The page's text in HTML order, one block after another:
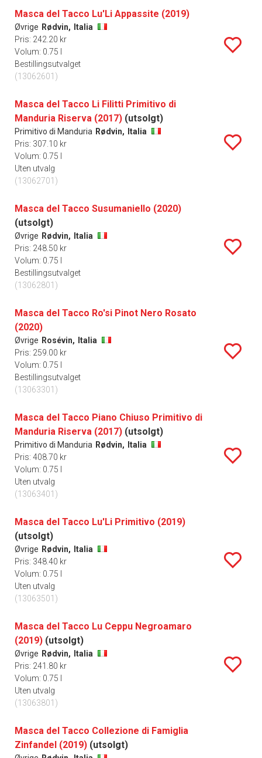
Masca del Tacco Lu'Li Appassite (2019)
Øvrige Rødvin,
Italia
Pris: 242.20 kr
Volum: 0.75 l
Bestillingsutvalget
(13062601)
Masca del Tacco Li Filitti Primitivo di
Manduria Riserva (2017) (utsolgt)
Primitivo di Manduria Rødvin,
Italia
Pris: 307.10 kr
Volum: 0.75 l
Uten utvalg
(13062701)
Masca del Tacco Susumaniello (2020)
(utsolgt)
Øvrige Rødvin,
Italia
Pris: 248.50 kr
Volum: 0.75 l
Bestillingsutvalget
(13062801)
Masca del Tacco Ro'si Pinot Nero Rosato
(2020)
Øvrige Rosévin,
Italia
Pris: 259.00 kr
Volum: 0.75 l
Bestillingsutvalget
(13063301)
Masca del Tacco Piano Chiuso Primitivo di
Manduria Riserva (2017) (utsolgt)
Primitivo di Manduria Rødvin,
Italia
Pris: 408.70 kr
Volum: 0.75 l
Uten utvalg
(13063401)
Masca del Tacco Lu'Li Primitivo (2019)
(utsolgt)
Øvrige Rødvin,
Italia
Pris: 348.40 kr
Volum: 0.75 l
Uten utvalg
(13063501)
Masca del Tacco Lu Ceppu Negroamaro
(2019) (utsolgt)
Øvrige Rødvin,
Italia
Pris: 241.80 kr
Volum: 0.75 l
Uten utvalg
(13063801)
Masca del Tacco Collezione di Famiglia
Zinfandel (2019) (utsolgt)